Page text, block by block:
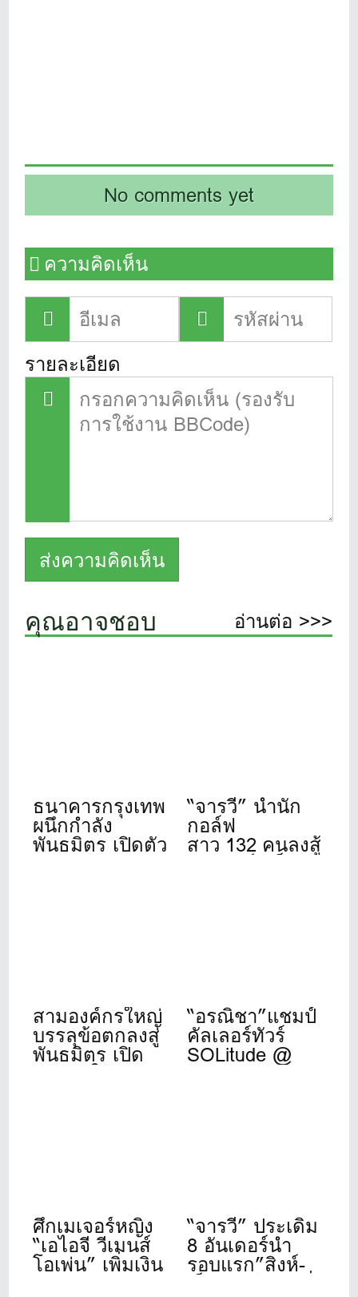
No comments yet
ความคิดเห็น
รายละเอียด
คุณอาจชอบ อ่านต่อ >>>
ธนาคารกรุงเทพ
ผนึกกำลัง
พันธมิตร เปิดตัว
“จารวี” นำนัก
กอล์ฟ
สาว 132 คนลงสู้
ศึก”สิงห์- เอ็นเอ
สามองค์กรใหญ่
บรรลุข้อตกลงสู่
พันธมิตร เปิด
ศักราชใหม่ของ
“อรณิชา”แชมป์
คัลเลอร์ทัวร์
SOLitude @
Winsor Park
ศึกเมเจอร์หญิง
“เอไอจี วีเมนส์
โอเพ่น” เพิ่มเงิน
“จารวี” ประเดิม
8 อันเดอร์นำ
รอบแรก”สิงห์-
เอ็นเอสดีเอฟ”ที่